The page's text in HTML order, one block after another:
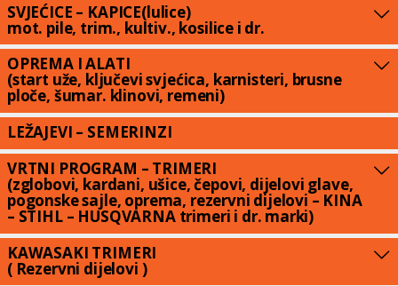
SVJEĆICE – KAPICE(lulice)
mot. pile, trim., kultiv., kosilice i dr.
OPREMA I ALATI
(start uže, ključevi svjećica, karnisteri, brusne
ploče, šumar. klinovi, remeni)
LEŽAJEVI – SEMERINZI
VRTNI PROGRAM – TRIMERI
(zglobovi, kardani, ušice, čepovi, dijelovi glave,
pogonske sajle, oprema, rezervni dijelovi – KINA
– STIHL – HUSQVARNA trimeri i dr. marki)
KAWASAKI TRIMERI
( Rezervni dijelovi )